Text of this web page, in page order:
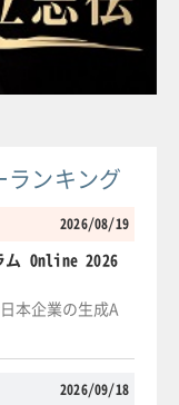
ンキング
2026/08/19
ム Online 2026
本企業の生成A
2026/09/18